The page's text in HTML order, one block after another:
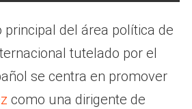
principal del área política de
tutelado por el
se centra en promover
como una dirigente de